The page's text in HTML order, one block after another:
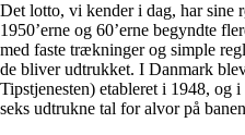
Det lotto, vi kender i dag, har sine
1950’erne og 60’erne begyndte
med faste trækninger og simple
de bliver udtrukket. I Danmark
Tipstjenesten) etableret i 1948, og
seks udtrukne tal for alvor på